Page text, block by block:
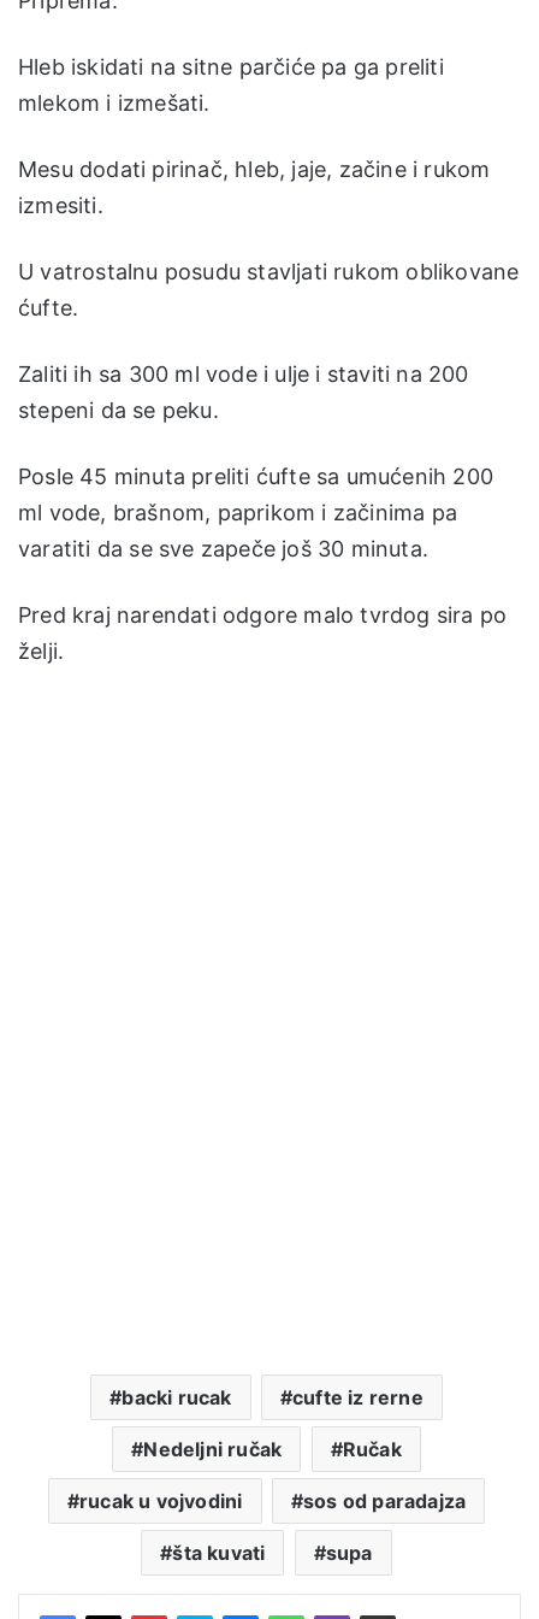
Hleb iskidati na sitne parčiće pa ga preliti
mlekom i izmešati.
Mesu dodati pirinač, hleb, jaje, začine i rukom
izmesiti.
U vatrostalnu posudu stavljati rukom oblikovane
ćufte.
Zaliti ih sa 300 ml vode i ulje i staviti na 200
stepeni da se peku.
Posle 45 minuta preliti ćufte sa umućenih 200
ml vode, brašnom, paprikom i začinima pa
varatiti da se sve zapeče još 30 minuta.
Pred kraj narendati odgore malo tvrdog sira po
želji.
backi rucak cufte iz rerne
Nedeljni ručak Ručak
rucak u vojvodini sos od paradajza
šta kuvati supa